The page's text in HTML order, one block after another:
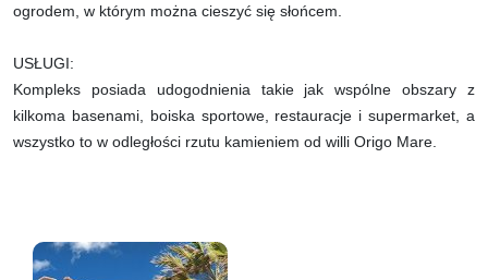
ogrodem, w którym można cieszyć się słońcem.
USŁUGI:
Kompleks posiada udogodnienia takie jak wspólne obszary z
kilkoma basenami, boiska sportowe, restauracje i supermarket, a
wszystko to w odległości rzutu kamieniem od willi Origo Mare.